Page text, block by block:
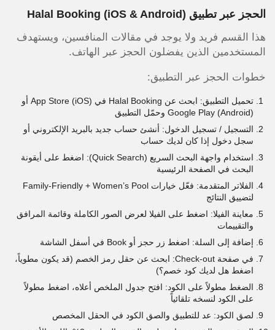
الحجز عبر تطبيق Halal Booking (iOS & Android)
هذا القسم فريد ولا يوجد في مقالات المنافسين، ويستهدف
المستخدمين الذين يفضلون الحجز عبر الهاتف.
خطوات الحجز عبر التطبيق:
تحميل التطبيق: ابحث عن Halal Booking في App Store (iOS) أو
Google Play (Android) وحمّل التطبيق
التسجيل / تسجيل الدخول: أنشئ حساب جديد بالبريد الإلكتروني أو
سجل دخول إذا كان لديك حساب
استخدام واجهة البحث السريع (Quick Search): اضغط على أيقونة
البحث في الصفحة الرئيسية
الفلاتر المتقدمة: فعّل خيارات Family-Friendly + Women’s Pool
لتضييق النتائج
معاينة الفيلا: اضغط على الفيلا لعرض الصور الكاملة وقائمة المرافق
والتقييمات
إضافة إلى السلة: اضغط زر حجز أو Book في أسفل الشاشة
في صفحة Check-out: ابحث عن حقل رمز الخصم (قد يكون مطوياً،
اضغط هل لديك كود خصم؟)
الضغط مطولاً على الكود: افتح جدول الملخص أعلاه، اضغط مطولاً
على الكود لنسخه تلقائياً
لصق الكود: عد للتطبيق والصق الكود في الحقل المخصص